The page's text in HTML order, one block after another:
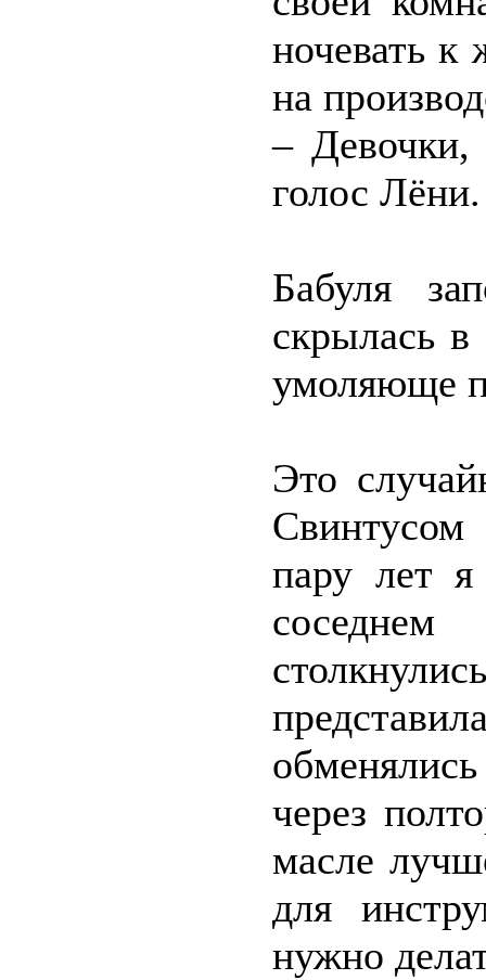
ночевать к
на
– Девочки,
голос Лёни.
Бабуля
скрылась
умоляюще
Это
пару лет
соседнем
через
масле
для
нужно